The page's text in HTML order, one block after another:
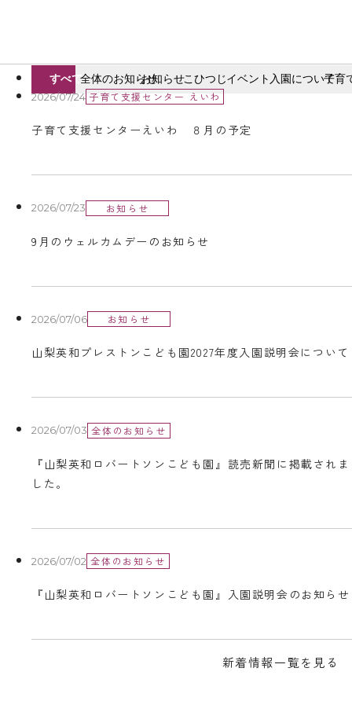
すべて全体のお知らせお知らせこひつじイベント 入園について子育
2026/07/24 子育て支援センター えいわ
子育て支援センターえいわ ８月の予定
2026/07/23 お知らせ
9月のウェルカムデーのお知らせ
2026/07/06 お知らせ
山梨英和プレストンこども園2027年度入園説明会について
2026/07/03 全体のお知らせ
『山梨英和ロバートソンこども園』読売新聞に掲載されま
した。
2026/07/02 全体のお知らせ
『山梨英和ロバートソンこども園』入園説明会のお知らせ
新着情報一覧を見る